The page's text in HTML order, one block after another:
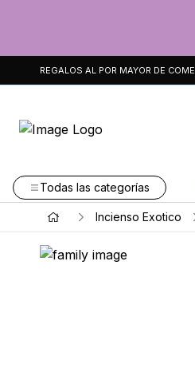
REGALOS AL POR MAYOR DE
Todas las categorías
Incienso Exotico